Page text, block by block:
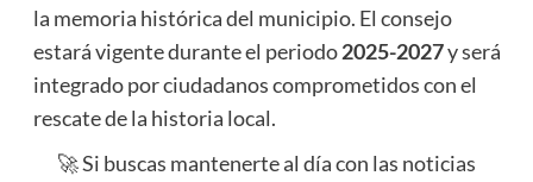
la memoria histórica del municipio. El consejo
estará vigente durante el periodo2025-2027y será
integrado por ciudadanos comprometidos con el
rescate de la historia local.
🚀 Si buscas mantenerte al día con las noticias